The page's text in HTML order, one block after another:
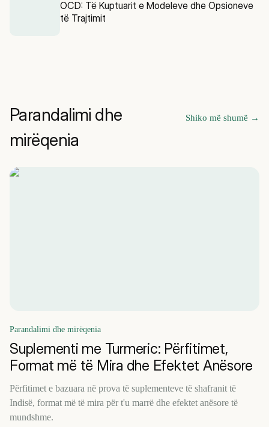
OCD: Të Kuptuarit e Modeleve dhe Opsioneve
të Trajtimit
Parandalimi dhe
mirëqenia
Shiko më shumë →
Parandalimi dhe mirëqenia
Suplementi me Turmeric: Përfitimet,
Format më të Mira dhe Efektet Anësore
Përfitimet e bazuara në prova të suplementeve të shafranit të
Indisë, format më të mira për t'u marrë dhe efektet anësore të
mundshme.